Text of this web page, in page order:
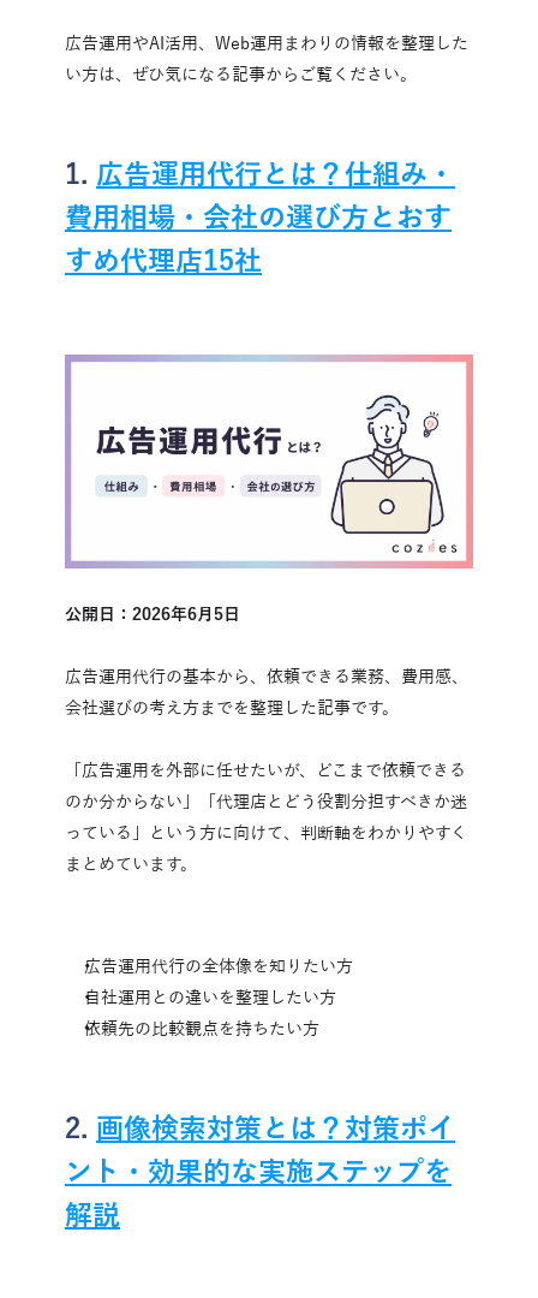
広告運用やAI活用、Web運用まわりの情報を整理した
い方は、ぜひ気になる記事からご覧ください。
1. 広告運用代行とは？仕組み・
費用相場・会社の選び方とおす
すめ代理店15社
公開日：2026年6月5日
広告運用代行の基本から、依頼できる業務、費用感、
会社選びの考え方までを整理した記事です。
「広告運用を外部に任せたいが、どこまで依頼できる
のか分からない」「代理店とどう役割分担すべきか迷
っている」という方に向けて、判断軸をわかりやすく
まとめています。
広告運用代行の全体像を知りたい方
自社運用との違いを整理したい方
依頼先の比較観点を持ちたい方
2. 画像検索対策とは？対策ポイ
ント・効果的な実施ステップを
解説